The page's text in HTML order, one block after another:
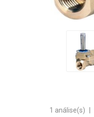
1 análise(s)